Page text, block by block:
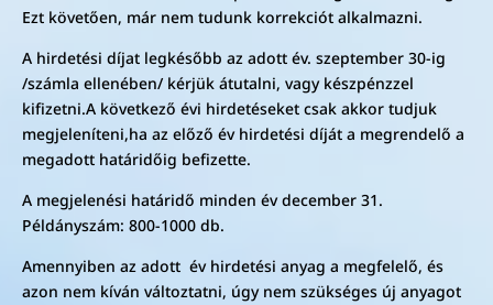
Ezt követően, már nem tudunk korrekciót alkalmazni.
A hirdetési díjat legkésőbb az adott év. szeptember 30-ig
/számla ellenében/ kérjük átutalni, vagy készpénzzel
kifizetni.A következő évi hirdetéseket csak akkor tudjuk
megjeleníteni,ha az előző év hirdetési díját a megrendelő a
megadott határidőig befizette.
A megjelenési határidő minden év december 31.
Példányszám: 800-1000 db.
Amennyiben az adott év hirdetési anyag a megfelelő, és
azon nem kíván változtatni, úgy nem szükséges új anyagot